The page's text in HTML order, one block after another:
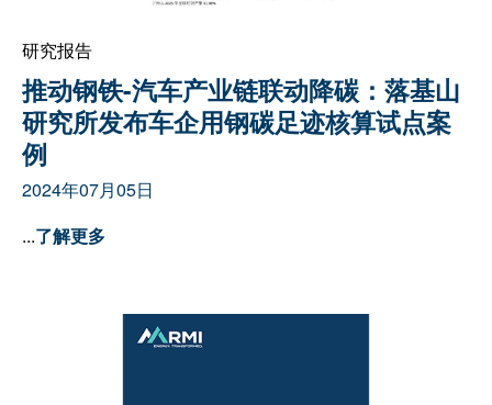
研究报告
推动钢铁-汽车产业链联动降碳：落基山
研究所发布车企用钢碳足迹核算试点案
例
2024年07月05日
...了解更多